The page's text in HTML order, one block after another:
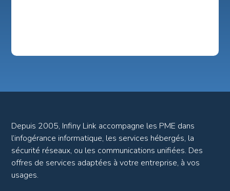
Depuis 2005, Infiny Link accompagne les PME dans
l’infogérance informatique, les services hébergés, la
sécurité réseaux, ou les communications unifiées. Des
offres de services adaptées à votre entreprise, à vos
usages.